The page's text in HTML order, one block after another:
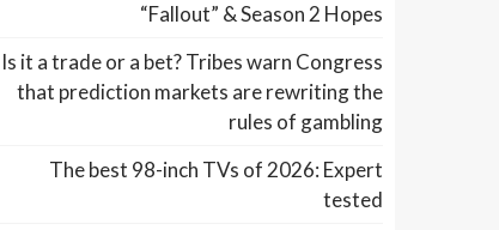
“Fallout” & Season 2 Hopes
Is it a trade or a bet? Tribes warn Congress
that prediction markets are rewriting the
rules of gambling
The best 98-inch TVs of 2026: Expert
tested